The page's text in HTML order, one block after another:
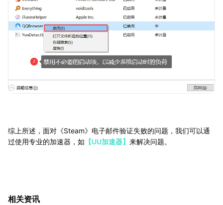
综上所述，面对《Steam》电子邮件验证失败的问题，我们可以通
过使用专业的加速器，如 【UU加速器】 来解决问题。
相关资讯